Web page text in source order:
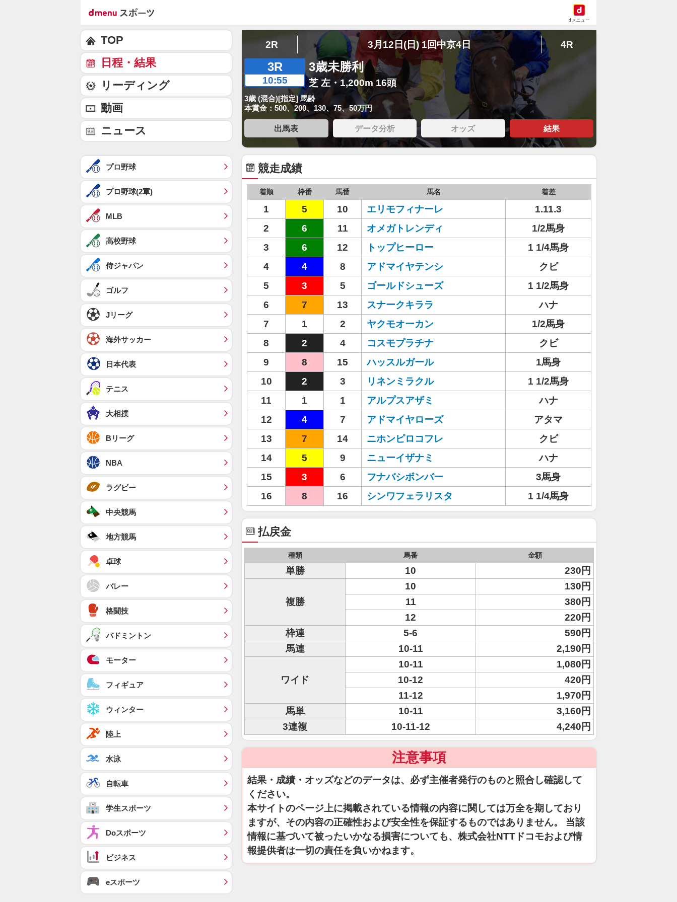
dメニュー
2R 3月12日(日) 1回中京4日 4R
3R
10:55
3歳未勝利
芝 左・1,200m 16頭
3歳 (混合)[指定] 馬齢
本賞金：500、200、130、75、50万円
出馬表 データ分析 オッズ 結果
競走成績
着順 枠番 馬番 馬名 着差
1 5 10 エリモフィナーレ
1.11.3
2
6 11 オメガトレンディ
1/2馬身
3
6 12 トップヒーロー
1 1/4馬身
4
4 8 アドマイヤテンシ
クビ
5
3 5 ゴールドシューズ
1 1/2馬身
6
7 13 スナークキララ
ハナ
7
1 2 ヤクモオーカン
1/2馬身
8
2 4 コスモプラチナ
クビ
9
8 15 ハッスルガール
1馬身
10
2 3 リネンミラクル
1 1/2馬身
11
1 1 アルプスアザミ
ハナ
12
4 7 アドマイヤローズ
アタマ
13
7 14 ニホンピロコフレ
クビ
14
5 9 ニューイザナミ
ハナ
15
3 6 フナバシボンバー
3馬身
16
8 16 シンワフェラリスタ 1 1/4馬身
払戻金
種類 馬番 金額
単勝 10 230円
複勝
10
130円
11
380円
12
220円
枠連
5-6
590円
馬連
10-11 2,190円
ワイド
10-11
1,080円
10-12
420円
11-12
1,970円
馬単
10-11
3,160円
3連複
10-11-12 4,240円
注意事項
結果・成績・オッズなどのデータは、必ず主催者発行のものと照合し確認して
ください。
本サイトのページ上に掲載されている情報の内容に関しては万全を期しており
ますが、その内容の正確性および安全性を保証するものではありません。 当該
情報に基づいて被ったいかなる損害についても、株式会社NTTドコモおよび情
報提供者は一切の責任を負いかねます。
TOP
日程・結果
リーディング
動画
ニュース
プロ野球
プロ野球(2軍)
MLB
高校野球
侍ジャパン
ゴルフ
Jリーグ
海外サッカー
日本代表
テニス
大相撲
Bリーグ
NBA
ラグビー
中央競馬
地方競馬
卓球
バレー
格闘技
バドミントン
モーター
フィギュア
ウィンター
陸上
水泳
自転車
学生スポーツ
Doスポーツ
ビジネス
eスポーツ